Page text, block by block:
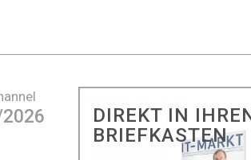
DIREKT IN
BRIEFKASTEN